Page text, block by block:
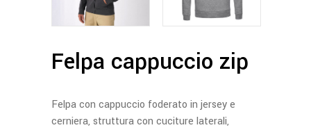
Felpa cappuccio zip
Felpa con cappuccio foderato in jersey e
cerniera, struttura con cuciture laterali,